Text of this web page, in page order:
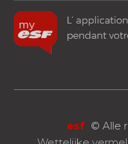
esf © Alle